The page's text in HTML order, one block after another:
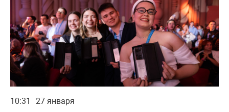
10:31 27 января